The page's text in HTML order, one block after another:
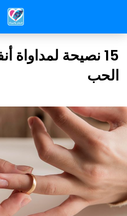
15 نصيحة
الحب